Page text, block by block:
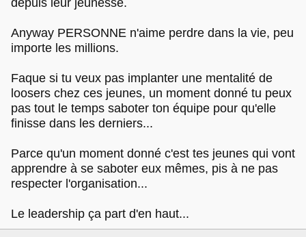
Anyway PERSONNE n'aime perdre dans la vie, peu
importe les millions.
Faque si tu veux pas implanter une mentalité de
loosers chez ces jeunes, un moment donné tu peux
pas tout le temps saboter ton équipe pour qu'elle
finisse dans les derniers...
Parce qu'un moment donné c'est tes jeunes qui vont
apprendre à se saboter eux mêmes, pis à ne pas
respecter l'organisation...
Le leadership ça part d'en haut...